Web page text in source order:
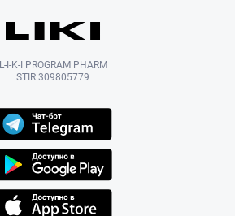
L-I-K-I PROGRAM PHARM
STIR 309805779